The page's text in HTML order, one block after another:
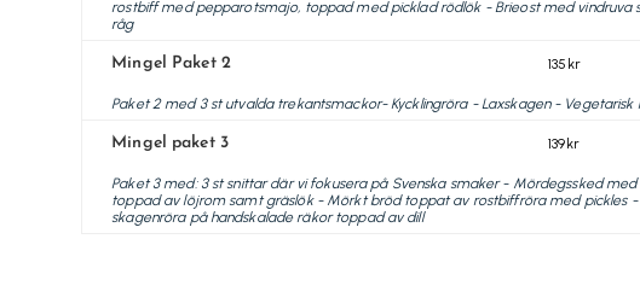
rostbiff med pepparotsmajo, toppad med picklad rödlök - Brieost med vindruva
råg
Mingel Paket 2 135kr
Paket 2 med 3 st utvalda trekantsmackor- Kycklingröra - Laxskagen - Vegetarisk
Mingel paket 3 139kr
Paket 3 med: 3 st snittar där vi fokusera på Svenska smaker - Mördegssked
toppad av löjrom samt gräslök - Mörkt bröd toppat av rostbiffröra med pickles -
skagenröra på handskalade räkor toppad av dill